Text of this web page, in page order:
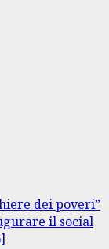
dei poveri”
il social